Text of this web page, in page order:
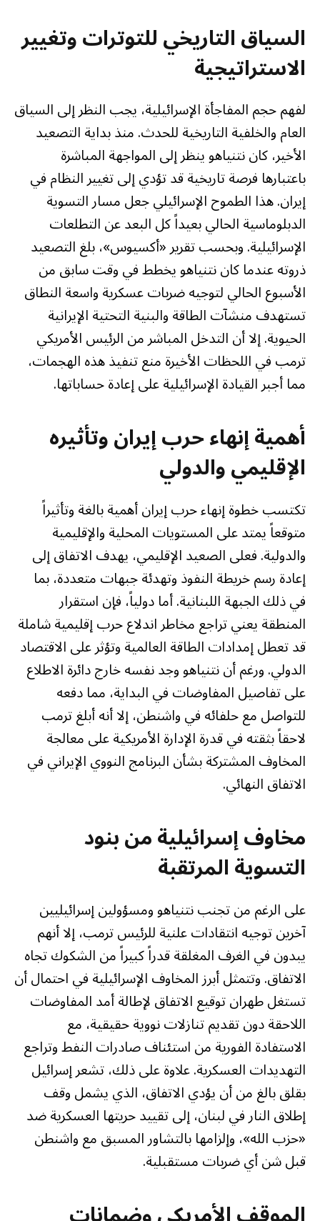
السياق التاريخي للتوترات وتغيير
الاستراتيجية
لفهم حجم المفاجأة الإسرائيلية، يجب النظر إلى السياق
العام والخلفية التاريخية للحدث. منذ بداية التصعيد
الأخير، كان نتنياهو ينظر إلى المواجهة المباشرة
باعتبارها فرصة تاريخية قد تؤدي إلى تغيير النظام في
إيران. هذا الطموح الإسرائيلي جعل مسار التسوية
الدبلوماسية الحالي بعيداً كل البعد عن التطلعات
الإسرائيلية. وبحسب تقرير «أكسيوس»، بلغ التصعيد
ذروته عندما كان نتنياهو يخطط في وقت سابق من
الأسبوع الحالي لتوجيه ضربات عسكرية واسعة النطاق
تستهدف منشآت الطاقة والبنية التحتية الإيرانية
الحيوية. إلا أن التدخل المباشر من الرئيس الأمريكي
ترمب في اللحظات الأخيرة منع تنفيذ هذه الهجمات،
مما أجبر القيادة الإسرائيلية على إعادة حساباتها.
أهمية إنهاء حرب إيران وتأثيره
الإقليمي والدولي
تكتسب خطوة إنهاء حرب إيران أهمية بالغة وتأثيراً
متوقعاً يمتد على المستويات المحلية والإقليمية
والدولية. فعلى الصعيد الإقليمي، يهدف الاتفاق إلى
إعادة رسم خريطة النفوذ وتهدئة جبهات متعددة، بما
في ذلك الجبهة اللبنانية. أما دولياً، فإن استقرار
المنطقة يعني تراجع مخاطر اندلاع حرب إقليمية شاملة
قد تعطل إمدادات الطاقة العالمية وتؤثر على الاقتصاد
الدولي. ورغم أن نتنياهو وجد نفسه خارج دائرة الاطلاع
على تفاصيل المفاوضات في البداية، مما دفعه
للتواصل مع حلفائه في واشنطن، إلا أنه أبلغ ترمب
لاحقاً بثقته في قدرة الإدارة الأمريكية على معالجة
المخاوف المشتركة بشأن البرنامج النووي الإيراني في
الاتفاق النهائي.
مخاوف إسرائيلية من بنود
التسوية المرتقبة
على الرغم من تجنب نتنياهو ومسؤولين إسرائيليين
آخرين توجيه انتقادات علنية للرئيس ترمب، إلا أنهم
يبدون في الغرف المغلقة قدراً كبيراً من الشكوك تجاه
الاتفاق. وتتمثل أبرز المخاوف الإسرائيلية في احتمال أن
تستغل طهران توقيع الاتفاق لإطالة أمد المفاوضات
اللاحقة دون تقديم تنازلات نووية حقيقية، مع
الاستفادة الفورية من استئناف صادرات النفط وتراجع
التهديدات العسكرية. علاوة على ذلك، تشعر إسرائيل
بقلق بالغ من أن يؤدي الاتفاق، الذي يشمل وقف
إطلاق النار في لبنان، إلى تقييد حريتها العسكرية ضد
«حزب الله»، وإلزامها بالتشاور المسبق مع واشنطن
قبل شن أي ضربات مستقبلية.